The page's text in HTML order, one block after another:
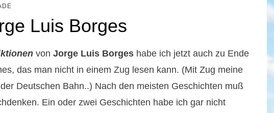
Luis Borges
von Jorge Luis Borges habe ich jetzt auch zu Ende
das man nicht in einem Zug lesen kann. (Mit Zug meine
Deutschen Bahn..) Nach den meisten Geschichten muß
Ein oder zwei Geschichten habe ich gar nicht